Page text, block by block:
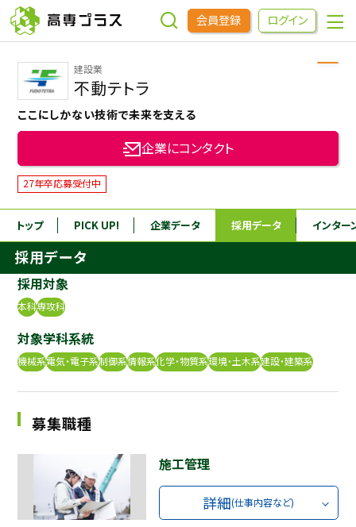
会員登録 ログイン
企業をさがす
進学先をさがす
インターンシップ・イベントをさがす
高専OBOGをさがす
高専プラスセミナー
めもらす
建設業
不動テトラ
ここにしかない技術で未来を支える
企業にコンタクト
27年卒応募受付中
トップ PICK UP! 企業データ 採用データ インター
採用データ
採用対象
本科専攻科
対象学科系統
機械系電気・電子系制御系情報系化学・物質系環境・土木系建設・建築系
募集職種
施工管理
詳細(仕事内容など)